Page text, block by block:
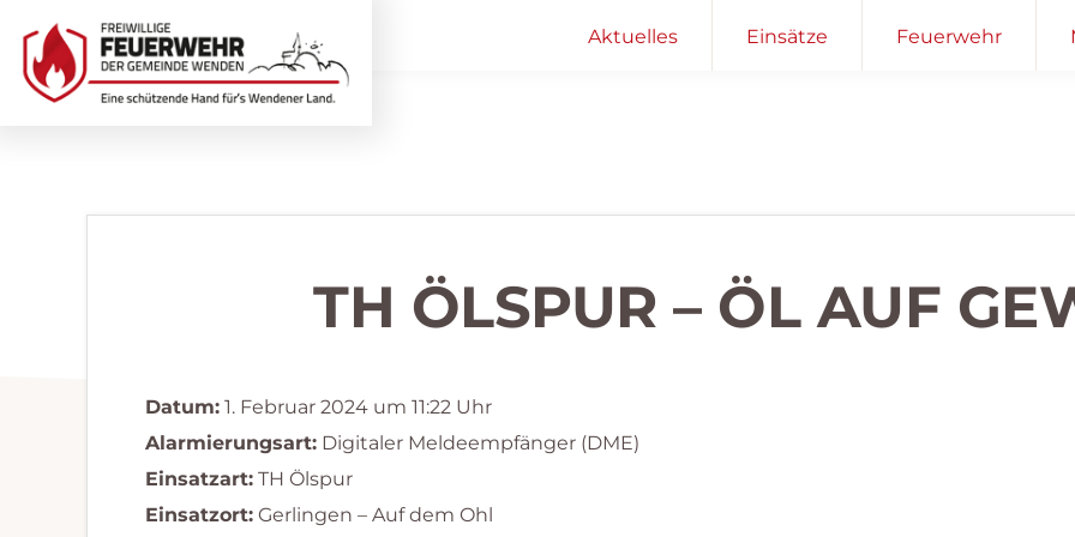
Hauptnavigation
springen
Inhalt
springen
Aktuelles Einsätze Feuerwehr
TH ÖLSPUR – ÖL AUF
Datum: 1. Februar 2024 um 11:22 Uhr
Alarmierungsart: Digitaler Meldeempfänger (DME)
Einsatzart: TH Ölspur
Einsatzort: Gerlingen – Auf dem Ohl